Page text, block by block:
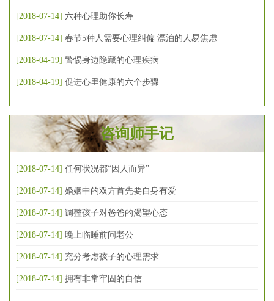
[2018-07-14] 六种心理助你长寿
[2018-07-14] 春节5种人需要心理纠偏 漂泊的人易焦虑
[2018-04-19] 警惕身边隐藏的心理疾病
[2018-04-19] 促进心里健康的六个步骤
咨询师手记
[2018-07-14] 任何状况都“因人而异”
[2018-07-14] 婚姻中的双方首先要自身有爱
[2018-07-14] 调整孩子对爸爸的渴望心态
[2018-07-14] 晚上临睡前问老公
[2018-07-14] 充分考虑孩子的心理需求
[2018-07-14] 拥有非常牢固的自信